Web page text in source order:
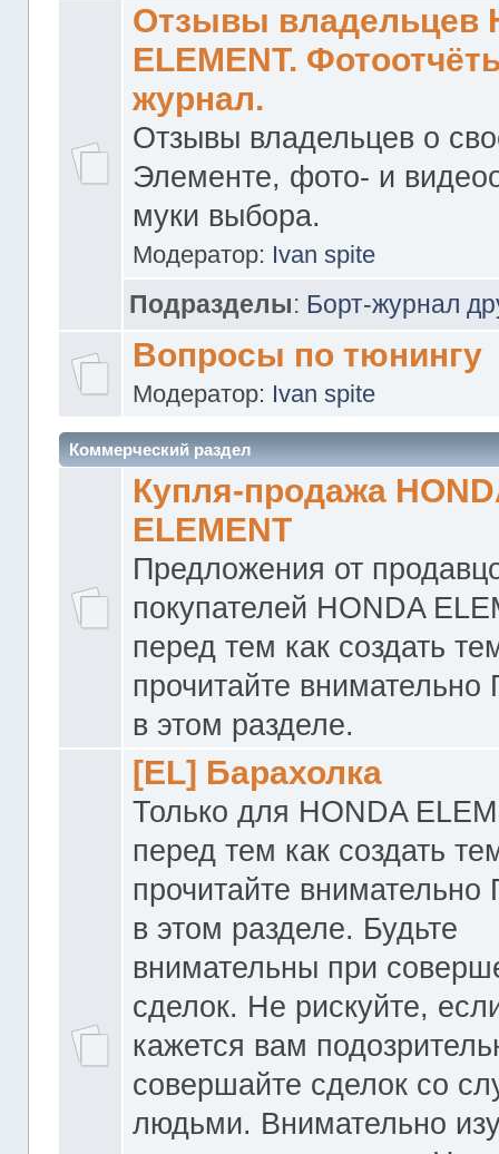
Отзывы владельцев
ELEMENT.
журнал.
Отзывы владельцев о
Элементе, фото- и
муки выбора.
Модератор: Ivan spite
Подразделы: Борт-журнал
Вопросы по тюнингу
Модератор: Ivan spite
Коммерческий раздел
Купля-продажа
ELEMENT
Предложения от
покупателей HONDA
перед тем как создать
прочитайте
в этом разделе.
[EL] Барахолка
Только для HONDA
перед тем как создать
прочитайте
в этом разделе. Будьте
внимательны при
сделок. Не рискуйте,
кажется вам
совершайте сделок со
людьми. Внимательно